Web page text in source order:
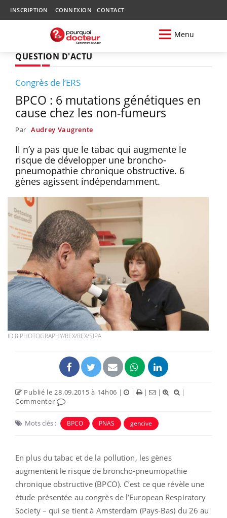
INSCRIPTION CONNEXION CONTACT
Menu
QUESTION D'ACTU
Congrès de l’ERS
BPCO : 6 mutations génétiques en
cause chez les non-fumeurs
Par Audrey Vaugrente
Il n’y a pas que le tabac qui augmente le
risque de développer une broncho-
pneumopathie chronique obstructive. 6
gènes agissent indépendamment.
ID.8 PHOTOGRAPHY/REX/REX/SIPA
Publié le 28.09.2015 à 14h06 | | | |
|
Commenter
Mots clés : BPCO PNAS gencive
En plus du tabac et de la pollution, les gènes
augmentent le risque de broncho-pneumopathie
chronique obstructive (BPCO). C’est ce que révèle une
étude présentée au congrès de l’European Respiratory
Society – qui se tient à Amsterdam (Pays-Bas) du 26 au